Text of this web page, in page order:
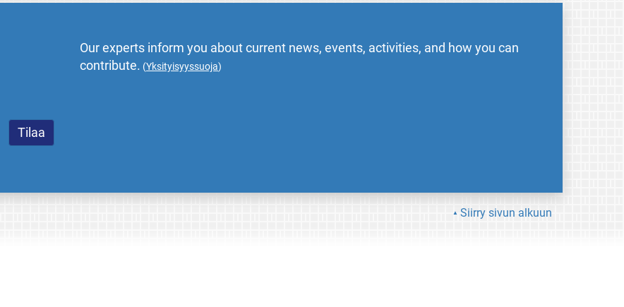
Our experts inform you about current news, events, activities, and how you can
contribute. (Yksityisyyssuoja)
Siirry sivun alkuun